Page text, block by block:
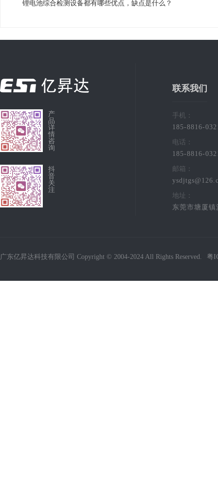
锂电池综合检测设备都有哪些优点，缺点是什么？
产
品
详
情
咨
询
抖
音
关
注
联系我们
手机：
185-8816-
电话：
185-8816-
邮箱：
地址：
东莞市塘厦
广东亿昇达科技有限公司 Copyright © 2004-2024 All Rights Reserved. 粤